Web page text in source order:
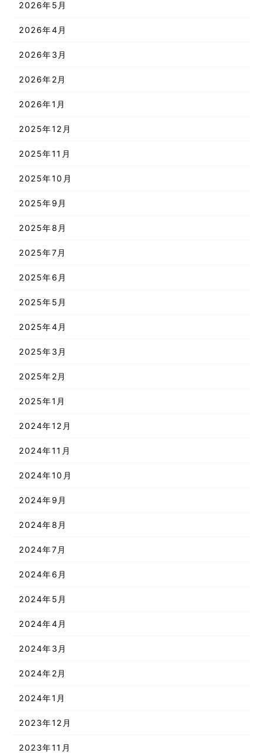
2026年5月
2026年4月
2026年3月
2026年2月
2026年1月
2025年12月
2025年11月
2025年10月
2025年9月
2025年8月
2025年7月
2025年6月
2025年5月
2025年4月
2025年3月
2025年2月
2025年1月
2024年12月
2024年11月
2024年10月
2024年9月
2024年8月
2024年7月
2024年6月
2024年5月
2024年4月
2024年3月
2024年2月
2024年1月
2023年12月
2023年11月